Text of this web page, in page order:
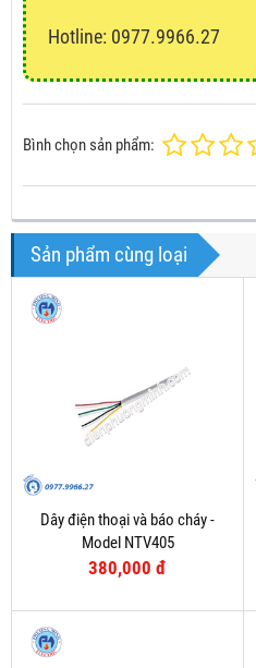
Hotline: 0977.9966.27
Bình chọn sản phẩm:
Sản phẩm cùng loại
Dây điện thoại và báo cháy -
Model NTV405
380,000 đ